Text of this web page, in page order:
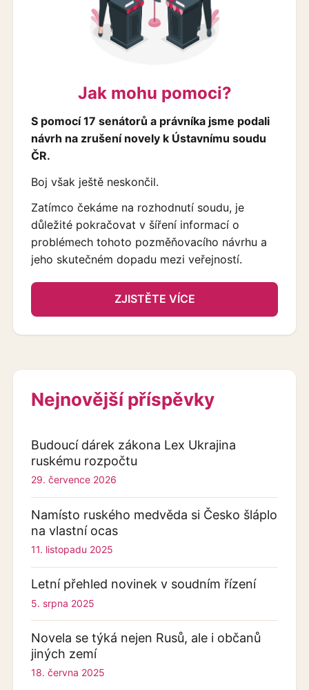
Jak mohu pomoci?
S pomocí 17 senátorů a právníka jsme podali
návrh na zrušení novely k Ústavnímu soudu
ČR.
Boj však ještě neskončil.
Zatímco čekáme na rozhodnutí soudu, je
důležité pokračovat v šíření informací o
problémech tohoto pozměňovacího návrhu a
jeho skutečném dopadu mezi veřejností.
ZJISTĚTE VÍCE
Nejnovější příspěvky
Budoucí dárek zákona Lex Ukrajina
ruskému rozpočtu
29. července 2026
Namísto ruského medvěda si Česko šláplo
na vlastní ocas
11. listopadu 2025
Letní přehled novinek v soudním řízení
5. srpna 2025
Novela se týká nejen Rusů, ale i občanů
jiných zemí
18. června 2025